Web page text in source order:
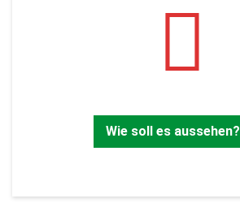
Wie soll es aussehen?
Zurück